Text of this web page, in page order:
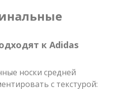
к Adidas
носки средней
с текстурой: